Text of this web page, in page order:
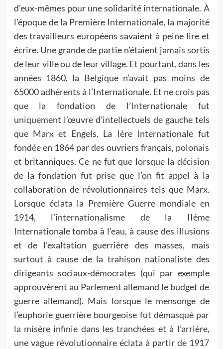
d’eux-mêmes pour une solidarité internationale. À
l’époque de la Première Internationale, la majorité
des travailleurs européens savaient à peine lire et
écrire. Une grande de partie n’étaient jamais sortis
de leur ville ou de leur village. Et pourtant, dans les
années 1860, la Belgique n’avait pas moins de
65000 adhérents à l’Internationale. Et ne crois pas
que la fondation de l’Internationale fut
uniquement l’œuvre d’intellectuels de gauche tels
que Marx et Engels. La Ière Internationale fut
fondée en 1864 par des ouvriers français, polonais
et britanniques. Ce ne fut que lorsque la décision
de la fondation fut prise que l’on fit appel à la
collaboration de révolutionnaires tels que Marx.
Lorsque éclata la Première Guerre mondiale en
1914, l’internationalisme de la IIème
Internationale tomba à l’eau, à cause des illusions
et de l’exaltation guerrière des masses, mais
surtout à cause de la trahison nationaliste des
dirigeants sociaux-démocrates (qui par exemple
approuvèrent au Parlement allemand le budget de
guerre allemand). Mais lorsque le mensonge de
l’euphorie guerrière bourgeoise fut démasqué par
la misère infinie dans les tranchées et à l’arrière,
une vague révolutionnaire éclata à partir de 1917